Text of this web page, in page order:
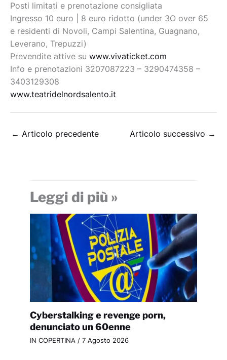
Posti limitati e prenotazione consigliata
Ingresso 10 euro | 8 euro ridotto (under 3O over 65
e residenti di Novoli, Campi Salentina, Guagnano,
Leverano, Trepuzzi)
Prevendite attive su www.vivaticket.com
Info e prenotazioni 3207087223 – 3290474358 –
3403129308
www.teatridelnordsalento.it
← Articolo precedente Articolo successivo →
Leggi di più »
Cyberstalking e revenge porn,
denunciato un 60enne
IN COPERTINA / 7 Agosto 2026